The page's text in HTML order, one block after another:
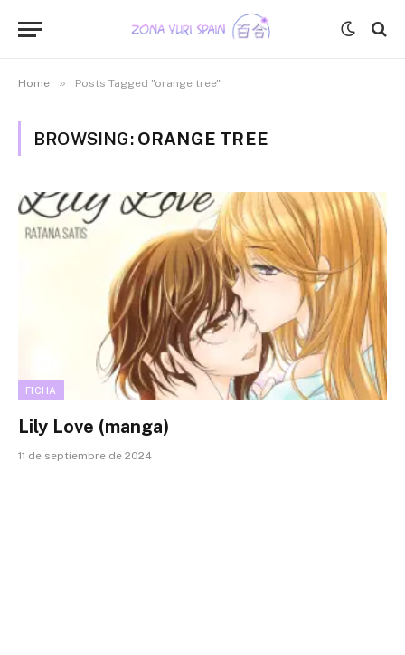
Home » Posts Tagged "orange tree"
BROWSING: ORANGE TREE
FICHA
Lily Love (manga)
11 de septiembre de 2024